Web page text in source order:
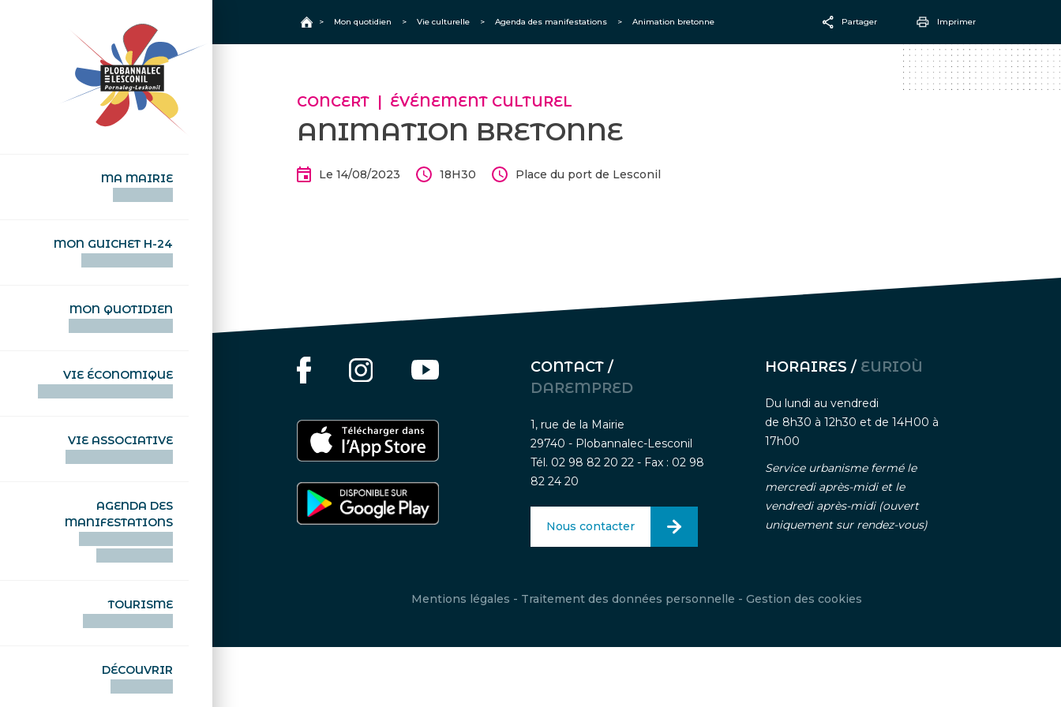
MA MAIRIE
MON GUICHET H-24
MON QUOTIDIEN
VIE ÉCONOMIQUE
VIE ASSOCIATIVE
AGENDA DES
MANIFESTATIONS
TOURISME
DÉCOUVRIR
Accueil
> Mon quotidien > Vie culturelle > Agenda des manifestations > Animation bretonne Partager
Facebook
Imprimer
CONCERT ÉVÉNEMENT CULTUREL
ANIMATION BRETONNE
Le 14/08/2023 18H30 Place du port de Lesconil
CONTACT /
DAREMPRED
1, rue de la Mairie
29740 - Plobannalec-Lesconil
Tél. 02 98 82 20 22 - Fax : 02 98
82 24 20
Nous contacter
HORAIRES / EURIOÙ
Du lundi au vendredi
de 8h30 à 12h30 et de 14H00 à
17h00
Service urbanisme fermé le
mercredi après-midi et le
vendredi après-midi (ouvert
uniquement sur rendez-vous)
Mentions légales - Traitement des données personnelle - Gestion des cookies